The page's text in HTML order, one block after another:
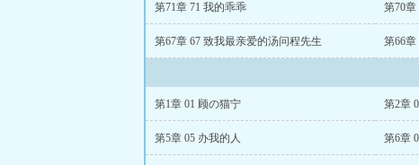
第71章 71 我的乖乖 第70章
第67章 67 致我最亲爱的汤问程先生 第66章
第1章 01 顾の猫宁 第2章
第5章 05 办我的人 第6章